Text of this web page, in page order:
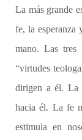
La más grande
fe, la esperanza
mano. Las tres
“virtudes
dirigen a él. La
hacia él. La fe
estimula en